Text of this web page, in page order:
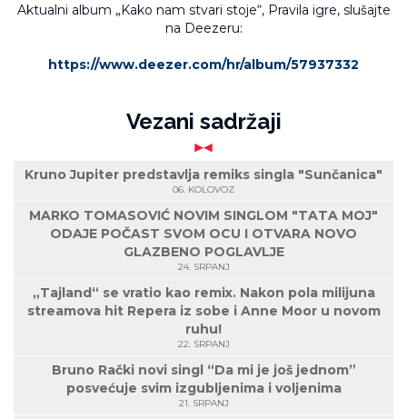
Aktualni album „Kako nam stvari stoje“, Pravila igre, slušajte
na Deezeru:
https://www.deezer.com/hr/album/57937332
Vezani sadržaji
Kruno Jupiter predstavlja remiks singla "Sunčanica"
06. KOLOVOZ
MARKO TOMASOVIĆ NOVIM SINGLOM "TATA MOJ"
ODAJE POČAST SVOM OCU I OTVARA NOVO
GLAZBENO POGLAVLJE
24. SRPANJ
„Tajland“ se vratio kao remix. Nakon pola milijuna
streamova hit Repera iz sobe i Anne Moor u novom
ruhu!
22. SRPANJ
Bruno Rački novi singl “Da mi je još jednom”
posvećuje svim izgubljenima i voljenima
21. SRPANJ